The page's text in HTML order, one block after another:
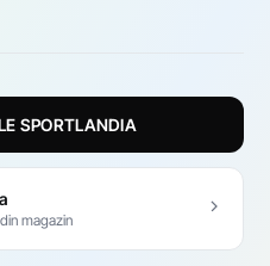
SPORTLANDIA
magazin